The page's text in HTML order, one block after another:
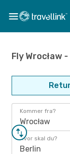
Fly Wrocław
Kommer fra?
Wrocław
Hvor skal du?
Berlin